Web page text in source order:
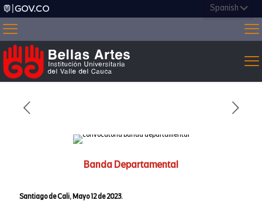
Banda Departamental
Santiago de Cali, Mayo 12 de 2023.